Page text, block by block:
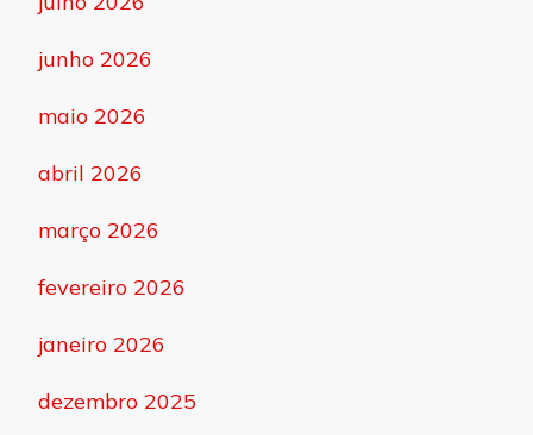
junho 2026
maio 2026
abril 2026
março 2026
fevereiro 2026
janeiro 2026
dezembro 2025